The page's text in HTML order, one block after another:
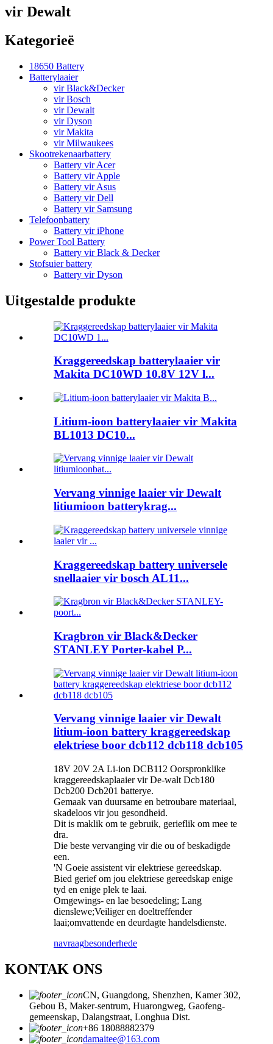
vir Dewalt
Kategorieë
18650 Battery
Batterylaaier
vir Black&Decker
vir Bosch
vir Dewalt
vir Dyson
vir Makita
vir Milwaukees
Skootrekenaarbattery
Battery vir Acer
Battery vir Apple
Battery vir Asus
Battery vir Dell
Battery vir Samsung
Telefoonbattery
Battery vir iPhone
Power Tool Battery
Battery vir Black & Decker
Stofsuier battery
Battery vir Dyson
Uitgestalde produkte
Kraggereedskap batterylaaier vir
Makita DC10WD 10.8V 12V l...
Litium-ioon batterylaaier vir Makita
BL1013 DC10...
Vervang vinnige laaier vir Dewalt
litiumioon batterykrag...
Kraggereedskap battery universele
snellaaier vir bosch AL11...
Kragbron vir Black&Decker
STANLEY Porter-kabel P...
Vervang vinnige laaier vir Dewalt
litium-ioon battery kraggereedskap
elektriese boor dcb112 dcb118 dcb105
18V 20V 2A Li-ion DCB112 Oorspronklike
kraggereedskaplaaier vir De-walt Dcb180
Dcb200 Dcb201 batterye.
Gemaak van duursame en betroubare materiaal,
skadeloos vir jou gesondheid.
Dit is maklik om te gebruik, gerieflik om mee te
dra.
Die beste vervanging vir die ou of beskadigde
een.
'N Goeie assistent vir elektriese gereedskap.
Bied gerief om jou elektriese gereedskap enige
tyd en enige plek te laai.
Omgewings- en lae besoedeling; Lang
dienslewe;Veiliger en doeltreffender
laai;omvattende en deurdagte handelsdienste.
navraagbesonderhede
KONTAK ONS
CN, Guangdong, Shenzhen, Kamer 302,
Gebou B, Maker-sentrum, Huarongweg, Gaofeng-
gemeenskap, Dalangstraat, Longhua Dist.
+86 18088882379
damaitee@163.com